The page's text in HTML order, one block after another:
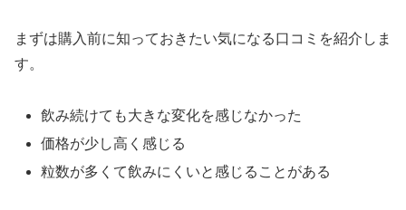
まずは購入前に知っておきたい気になる口コミを紹介しま
す。
飲み続けても大きな変化を感じなかった
価格が少し高く感じる
粒数が多くて飲みにくいと感じることがある